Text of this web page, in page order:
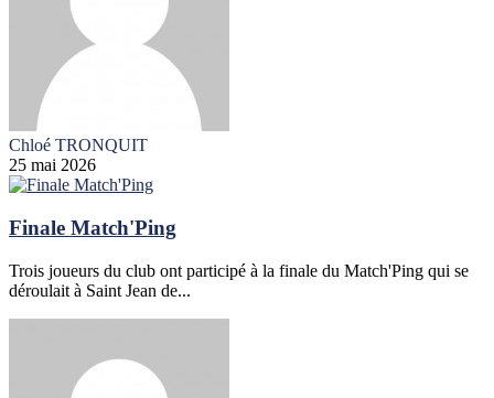
Chloé TRONQUIT
25 mai 2026
Finale Match'Ping
Trois joueurs du club ont participé à la finale du Match'Ping qui se
déroulait à Saint Jean de...